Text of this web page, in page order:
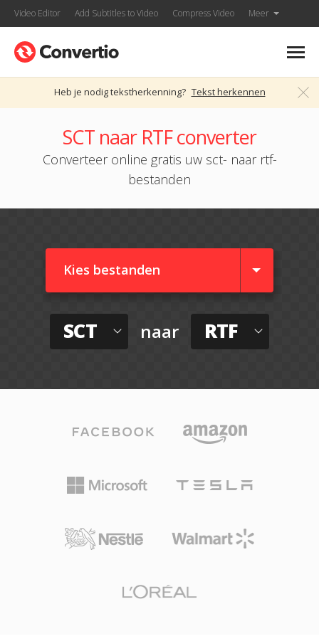
Video Editor Add Subtitles to Video Compress Video Meer
Heb je nodig tekstherkenning? Tekst herkennen
SCT naar RTF converter
Converteer online gratis uw sct- naar rtf-
bestanden
Kies bestanden
SCT naar RTF